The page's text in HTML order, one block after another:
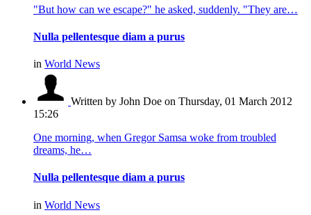
"But how can we escape?" he asked, suddenly. "They are…
Nulla pellentesque diam a purus
in World News
Written by John Doe on Thursday, 01 March 2012
15:26
One morning, when Gregor Samsa woke from troubled
dreams, he…
Nulla pellentesque diam a purus
in World News